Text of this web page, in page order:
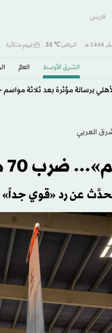
فارسى
الرياض℃
35 غيوم متناثرة
الشرق الأوسط​ العالم
برسالة مؤثرة بعد ثلاثة مواسم
العربي
لـ«داعش» في سوريا
عن رد «قوي